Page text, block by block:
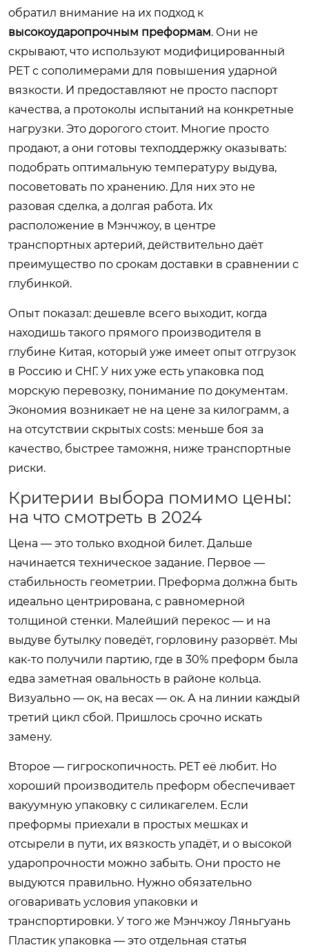
обратил внимание на их подход к
высокоударопрочным преформам. Они не
скрывают, что используют модифицированный
PET с сополимерами для повышения ударной
вязкости. И предоставляют не просто паспорт
качества, а протоколы испытаний на конкретные
нагрузки. Это дорогого стоит. Многие просто
продают, а они готовы техподдержку оказывать:
подобрать оптимальную температуру выдува,
посоветовать по хранению. Для них это не
разовая сделка, а долгая работа. Их
расположение в Мэнчжоу, в центре
транспортных артерий, действительно даёт
преимущество по срокам доставки в сравнении с
глубинкой.
Опыт показал: дешевле всего выходит, когда
находишь такого прямого производителя в
глубине Китая, который уже имеет опыт отгрузок
в Россию и СНГ. У них уже есть упаковка под
морскую перевозку, понимание по документам.
Экономия возникает не на цене за килограмм, а
на отсутствии скрытых costs: меньше боя за
качество, быстрее таможня, ниже транспортные
риски.
Критерии выбора помимо цены:
на что смотреть в 2024
Цена — это только входной билет. Дальше
начинается техническое задание. Первое —
стабильность геометрии. Преформа должна быть
идеально центрирована, с равномерной
толщиной стенки. Малейший перекос — и на
выдуве бутылку поведёт, горловину разорвёт. Мы
как-то получили партию, где в 30% преформ была
едва заметная овальность в районе кольца.
Визуально — ок, на весах — ок. А на линии каждый
третий цикл сбой. Пришлось срочно искать
замену.
Второе — гигроскопичность. PET её любит. Но
хороший производитель преформ обеспечивает
вакуумную упаковку с силикагелем. Если
преформы приехали в простых мешках и
отсырели в пути, их вязкость упадёт, и о высокой
ударопрочности можно забыть. Они просто не
выдуются правильно. Нужно обязательно
оговаривать условия упаковки и
транспортировки. У того же Мэнчжоу Ляньгуань
Пластик упаковка — это отдельная статья